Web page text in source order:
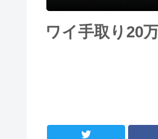
ワイ手取り20